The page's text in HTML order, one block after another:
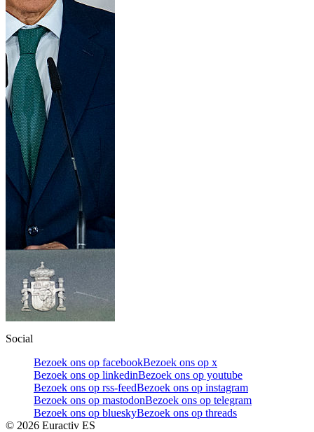
Social
Bezoek ons op facebookBezoek ons op x
Bezoek ons op linkedinBezoek ons op youtube
Bezoek ons op rss-feedBezoek ons op instagram
Bezoek ons op mastodonBezoek ons op telegram
Bezoek ons op blueskyBezoek ons op threads
© 2026 Euractiv ES